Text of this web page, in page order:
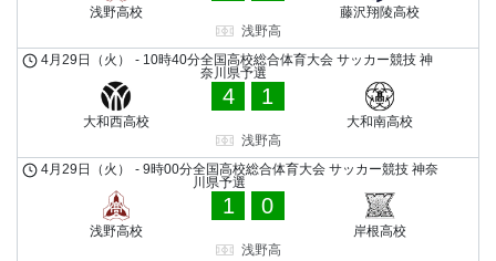
浅野高校
藤沢翔陵高校
浅野高
全国高校総合体育大会 サッカー競技 神
奈川県予選
4月29日（火） - 10時40分
大和西高校
4 1
大和南高校
浅野高
全国高校総合体育大会 サッカー競技 神奈
川県予選
4月29日（火） - 9時00分
浅野高校
1 0
岸根高校
浅野高